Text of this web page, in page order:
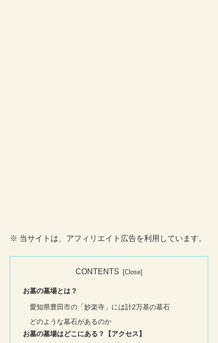
※ 当サイトは、アフィリエイト広告を利用しています。
CONTENTS
お墓の墓場とは？
愛知県豊田市の「妙楽寺」には計2万基の墓石
どのような墓石があるのか
お墓の墓場はどこにある？【アクセス】